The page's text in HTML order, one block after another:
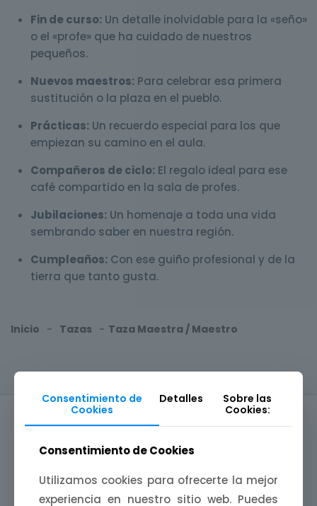
Inicio - Tazas - Taza Maestra / Maestro
Fin de curso: Un detalle inolvidable para la «seño»
o el «profe» que ha cuidado de nuestros
pequeños.
Nuevos maestros: Para celebrar esa primera
sustitución o la plaza en el pueblo.
Prácticas: Un recuerdo especial para los que
empiezan su camino en el aula.
Compañeros de ciclo: El regalo ideal para ese
café compartido en la sala de profes.
Jubilaciones: Un homenaje a toda una vida
sembrando saber en nuestra región.
Cumpleaños: Con ese guiño profesional y de la
tierra que tanto gusta.
PRODUCTOS RELACIONADOS
Consentimiento de
Cookies
Detalles
Sobre las
Cookies:
Consentimiento de Cookies
Utilizamos cookies para ofrecerte la mejor
experiencia en nuestro sitio web. Puedes